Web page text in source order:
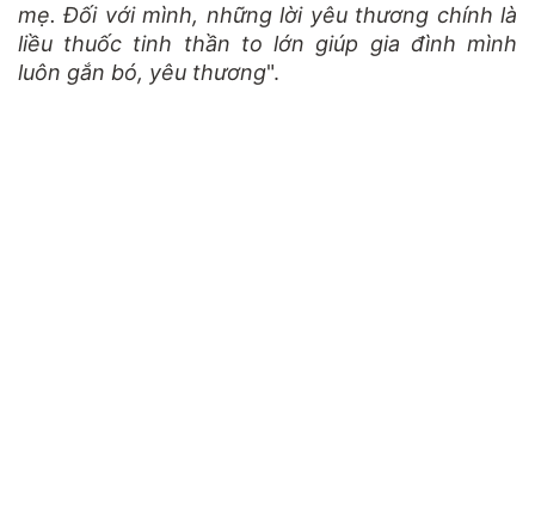
mẹ. Đối với mình, những lời yêu thương chính là
liều thuốc tinh thần to lớn giúp gia đình mình
luôn gắn bó, yêu thương".